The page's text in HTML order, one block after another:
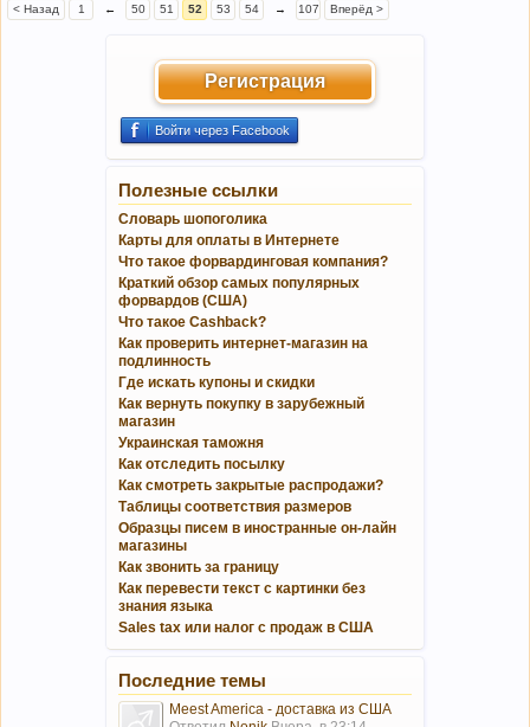
< Назад 1 ← 50 51 52 53 54 → 107 Вперёд >
Регистрация
Войти через Facebook
Полезные ссылки
Словарь шопоголика
Карты для оплаты в Интернете
Что такое форвардинговая компания?
Краткий обзор самых популярных
форвардов (США)
Что такое Cashback?
Как проверить интернет-магазин на
подлинность
Где искать купоны и скидки
Как вернуть покупку в зарубежный
магазин
Украинская таможня
Как отследить посылку
Как смотреть закрытые распродажи?
Таблицы соответствия размеров
Образцы писем в иностранные он-лайн
магазины
Как звонить за границу
Как перевести текст с картинки без
знания языка
Sales tax или налог с продаж в США
Последние темы
Meest America - доставка из США